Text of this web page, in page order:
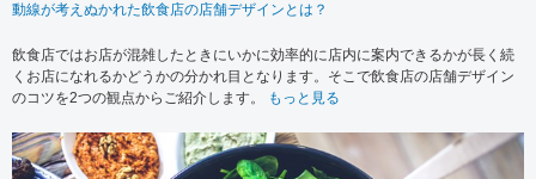
動線が考えぬかれた飲食店の店舗デザインとは？
飲食店ではお店が混雑したときにいかに効率的に店内に案内できるかが長く続
くお店になれるかどうかの分かれ目となります。そこで飲食店の店舗デザイン
のコツを2つの観点からご紹介します。
もっと見る